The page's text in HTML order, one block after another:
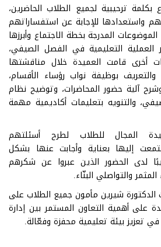
بكلمة ترحيبية لجميع الطلاب الحاضرين،
واستعدادها للإجابة عن استفساراتهم
المدرجة بخطة الاجتماع وأبرزها
التعليمية في الفصل الصيفي،
أخرى قامت العميدة خلال مناقشتها
بوظيفة نواب رؤساء الأقسام،
آلية حضور المحاضرات، وتوضيح نظام
والتنويه بتعليمات أكاديمية مهمة
المجال للطلاب لطرح أسئلتهم
إليها بعناية وأجابت عنها بشكل
لدى الحضور الذين عبروا عن شكرهم
والتواصلي البنّاء.
الدكتورة شيرين مأمون جميع الطلاب على
على أهمية التعاون المستمر بين إدارة
تعزيز بيئة تعليمية محفزة وفعّالة.